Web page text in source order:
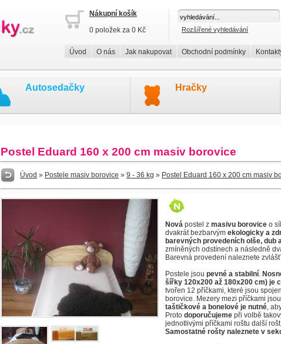
Nákupní košík
0 položek za 0 Kč
Rozšířené vyhledávání
Úvod O nás Jak nakupovat Obchodní podmínky
Autosedačky Hračky
Postel Eduard 160 x 200 cm masiv borovice
Úvod » Postele masiv borovice » 9 - 36 kg » Postel Eduard 160 x 200 cm masiv
Nová postel z masivu borovice o
dvakrát bezbarvým ekologicky a
barevných provedeních olše, dub
zmíněných odstínech a následně
Barevná provedení naleznete
Postele jsou pevné a stabilní.
šířky 120x200 až 180x200 cm) je
tvořen 12 příčkami, které jsou
borovice. Mezery mezi příčkami
taštičkové a bonelové je nutné,
Proto doporučujeme při volbě
jednotlivými příčkami roštu další
Samostatné rošty naleznete v